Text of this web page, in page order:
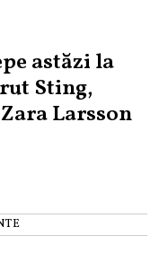
astăzi la
Sting,
Larsson